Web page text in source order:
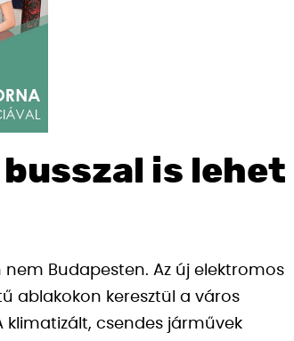
busszal is lehet
Budapesten. Az új elektromos
ablakokon keresztül a város
klimatizált, csendes járművek